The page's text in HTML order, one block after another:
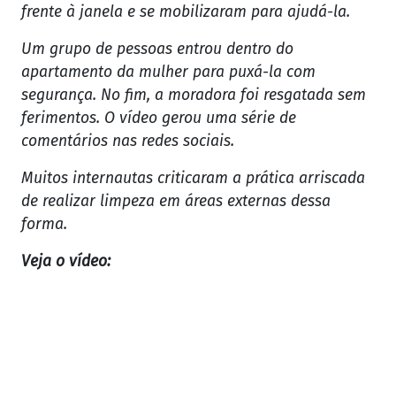
frente à janela e se mobilizaram para ajudá-la.
Um grupo de pessoas entrou dentro do
apartamento da mulher para puxá-la com
segurança. No fim, a moradora foi resgatada sem
ferimentos. O vídeo gerou uma série de
comentários nas redes sociais.
Muitos internautas criticaram a prática arriscada
de realizar limpeza em áreas externas dessa
forma.
Veja o vídeo: